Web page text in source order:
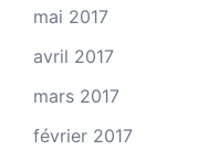
mai 2017
avril 2017
mars 2017
février 2017